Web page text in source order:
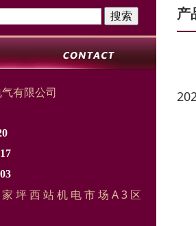
有限公司
坪 西 站 机 电 市 场 A 3 区
产